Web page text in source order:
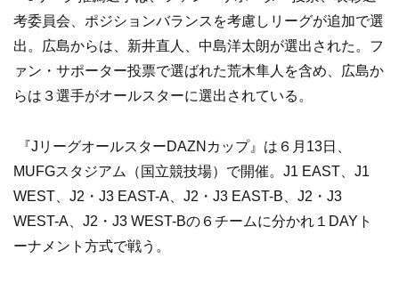
考委員会、ポジションバランスを考慮しリーグが追加で選
出。広島からは、新井直人、中島洋太朗が選出された。フ
ァン・サポーター投票で選ばれた荒木隼人を含め、広島か
らは３選手がオールスターに選出されている。
『JリーグオールスターDAZNカップ』は６月13日、
MUFGスタジアム（国立競技場）で開催。J1 EAST、J1
WEST、J2・J3 EAST-A、J2・J3 EAST-B、J2・J3
WEST-A、J2・J3 WEST-Bの６チームに分かれ１DAYト
ーナメント方式で戦う。